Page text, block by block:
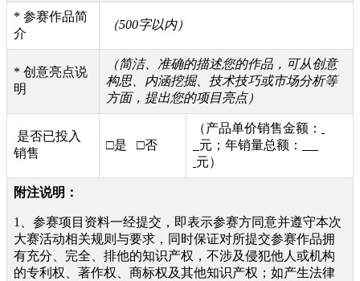
* 参赛作品简
介
（500字以内）
* 创意亮点说
明
（简洁、准确的描述您的作品，可从创意
构思、内涵挖掘、技术技巧或市场分析等
方面，提出您的项目亮点）
是否已投入
销售
□是 □否
（产品单价销售金额：
元；年销量总额：
元）
附注说明：
1、参赛项目资料一经提交，即表示参赛方同意并遵守本次
大赛活动相关规则与要求，同时保证对所提交参赛作品拥
有充分、完全、排他的知识产权，不涉及侵犯他人或机构
的专利权、著作权、商标权及其他知识产权；如产生法律